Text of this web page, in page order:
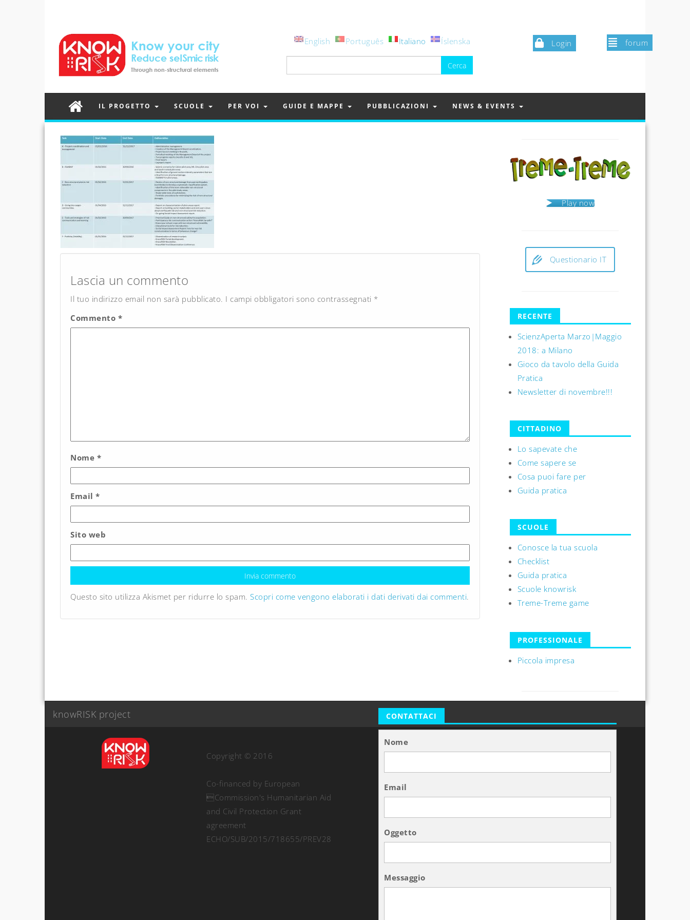
Login forum
English Português Italiano Íslenska
per:
IL PROGETTO SCUOLE PER VOI GUIDE E MAPPE PUBBLICAZIONI NEWS & EVENTS
navigation
Lascia un commento
Il tuo indirizzo email non sarà pubblicato. I campi obbligatori sono contrassegnati *
Commento *
Nome *
Email *
Sito web
Questo sito utilizza Akismet per ridurre lo spam. Scopri come vengono elaborati i dati derivati dai commenti.
Play now
Questionario IT
RECENTE
ScienzAperta Marzo|Maggio
2018: a Milano
Gioco da tavolo della Guida
Pratica
Newsletter di novembre!!!
CITTADINO
Lo sapevate che
Come sapere se
Cosa puoi fare per
Guida pratica
SCUOLE
Conosce la tua scuola
Checklist
Guida pratica
Scuole knowrisk
Treme-Treme game
PROFESSIONALE
Piccola impresa
knowRISK project
Copyright © 2016
Co-financed by European
Commission's Humanitarian Aid
and Civil Protection Grant
agreement
ECHO/SUB/2015/718655/PREV28
CONTATTACI
Nome
Email
Oggetto
Messaggio